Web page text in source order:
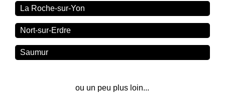
La Roche-sur-Yon
Nort-sur-Erdre
Saumur
ou un peu plus loin...